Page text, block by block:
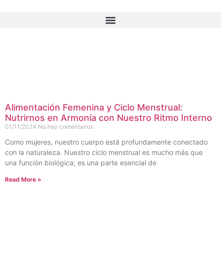
Alimentación Femenina y Ciclo Menstrual:
Nutrirnos en Armonía con Nuestro Ritmo Interno
01/11/2024 No hay comentarios
Como mujeres, nuestro cuerpo está profundamente conectado
con la naturaleza. Nuestro ciclo menstrual es mucho más que
una función biológica; es una parte esencial de
Read More »